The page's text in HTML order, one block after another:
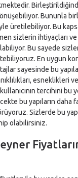
Bununla
üretilebiliyor. Bu
sizlerin ihtiyaçları
Bu sayede
En uygun
sayesinde bu
esneklikleri
tercihini bu
bu yapıların daha
Sizlerde bu
olabilirsiniz.